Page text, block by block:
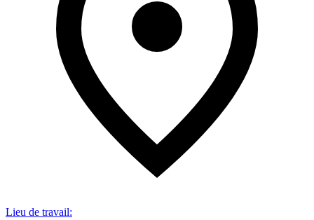
Lieu de travail: